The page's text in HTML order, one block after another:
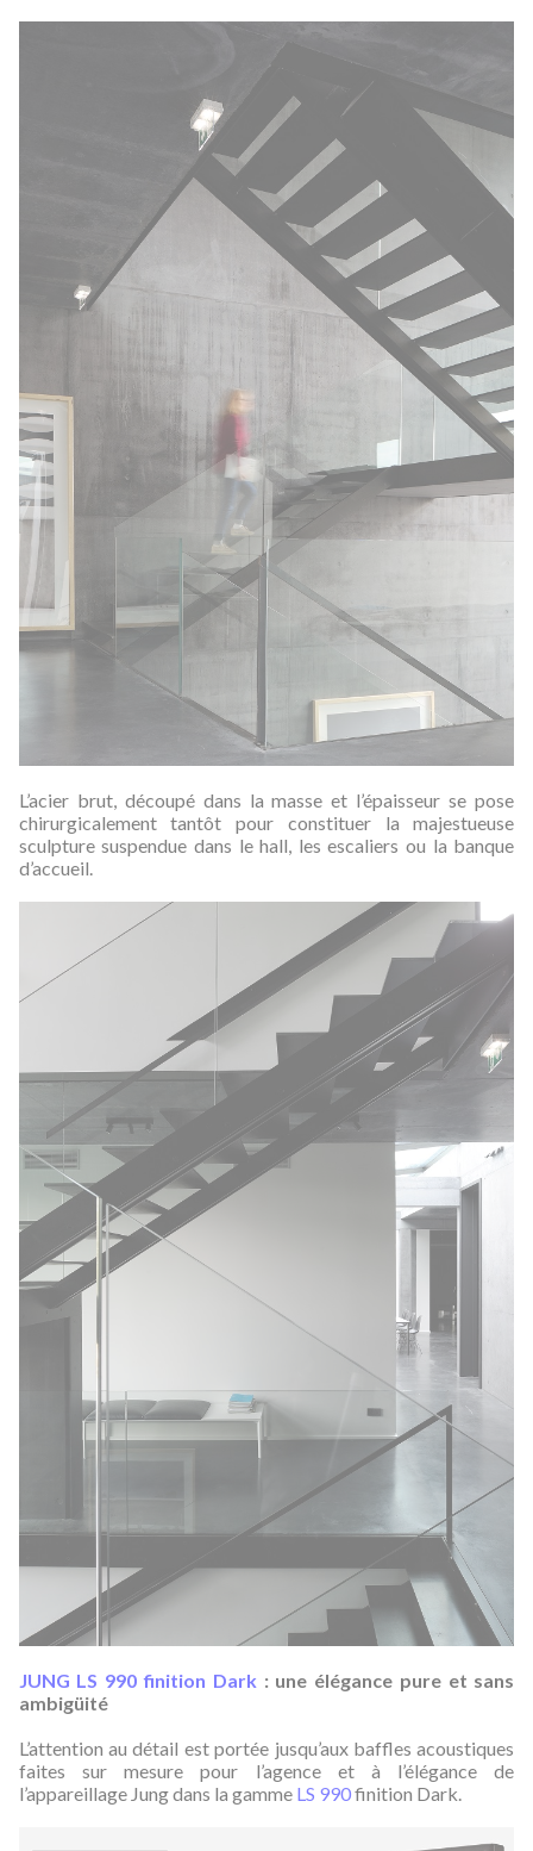
L’acier brut, découpé dans la masse et l’épaisseur se pose
chirurgicalement tantôt pour constituer la majestueuse
sculpture suspendue dans le hall, les escaliers ou la banque
d’accueil.
JUNG LS 990 finition Dark : une élégance pure et sans
ambigüité
L’attention au détail est portée jusqu’aux baffles acoustiques
faites sur mesure pour l’agence et à l’élégance de
l’appareillage Jung dans la gamme LS 990finition Dark.